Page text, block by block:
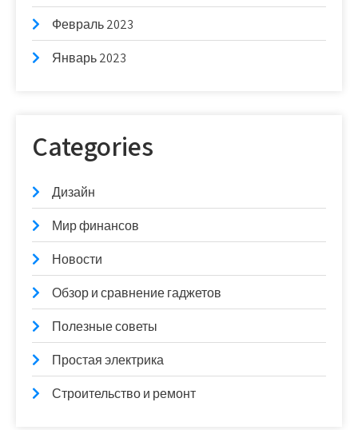
Февраль 2023
Январь 2023
Categories
Дизайн
Мир финансов
Новости
Обзор и сравнение гаджетов
Полезные советы
Простая электрика
Строительство и ремонт